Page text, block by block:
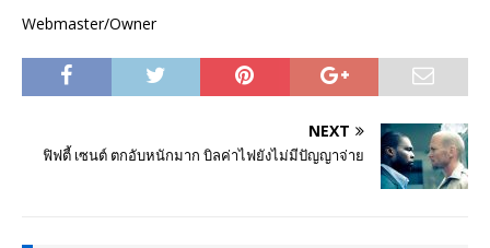
Webmaster/Owner
NEXT
ฟิฟตี้ เซนต์ ตกอับหนักมาก บิลค่าไฟยังไม่มีปัญญาจ่าย